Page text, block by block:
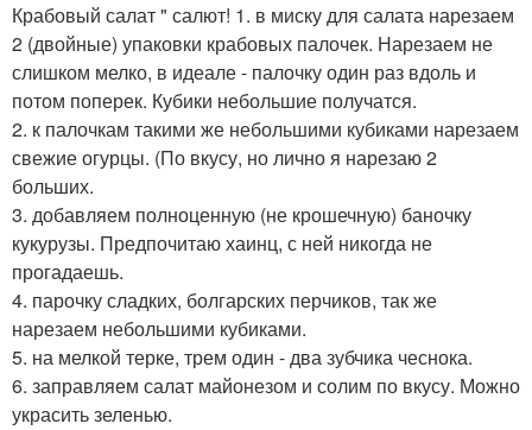
Крабовый салат " салют! 1. в миску для салата нарезаем
2 (двойные) упаковки крабовых палочек. Нарезаем не
слишком мелко, в идеале - палочку один раз вдоль и
потом поперек. Кубики небольшие получатся.
2. к палочкам такими же небольшими кубиками нарезаем
свежие огурцы. (По вкусу, но лично я нарезаю 2
больших.
3. добавляем полноценную (не крошечную) баночку
кукурузы. Предпочитаю хаинц, с ней никогда не
прогадаешь.
4. парочку сладких, болгарских перчиков, так же
нарезаем небольшими кубиками.
5. на мелкой терке, трем один - два зубчика чеснока.
6. заправляем салат майонезом и солим по вкусу. Можно
украсить зеленью.